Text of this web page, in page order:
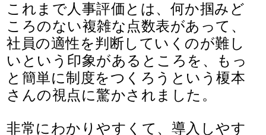
これまで人事評価とは、何か掴みど
ころのない複雑な点数表があって、
社員の適性を判断していくのが難し
いという印象があるところを、もっ
と簡単に制度をつくろうという榎本
さんの視点に驚かされました。
非常にわかりやすくて、導入しやす